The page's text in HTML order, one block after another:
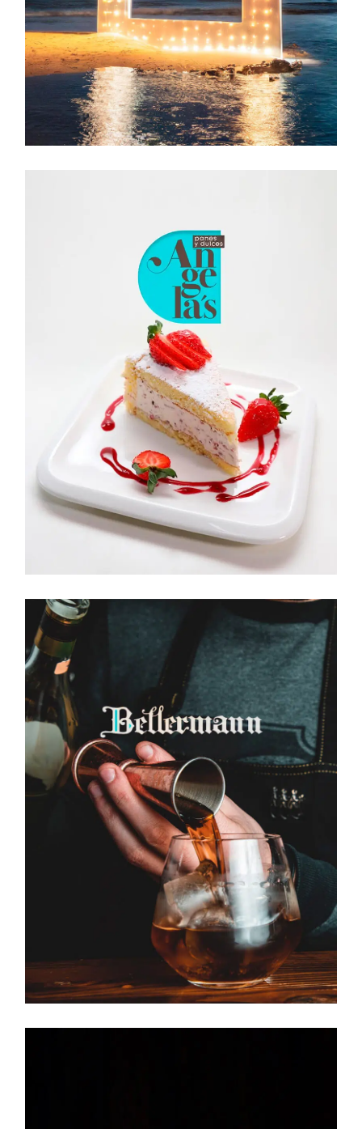
MAULOA
BEACH
LOUNGE
BRANDING DIRECCIÓN DE ARTE
DISEÑO GRÁFICO
MARKETING DIGITAL
SOCIAL MEDIA MANGEMENT
ANGELA´S
PANES Y
DULCES
BRANDING
CREACIÓN DE CONTENIDOS
DIRECCIÓN DE ARTE
DISEÑO GRÁFICO
FOTOGRAFÍA
LICORES
BELLERMAN
N